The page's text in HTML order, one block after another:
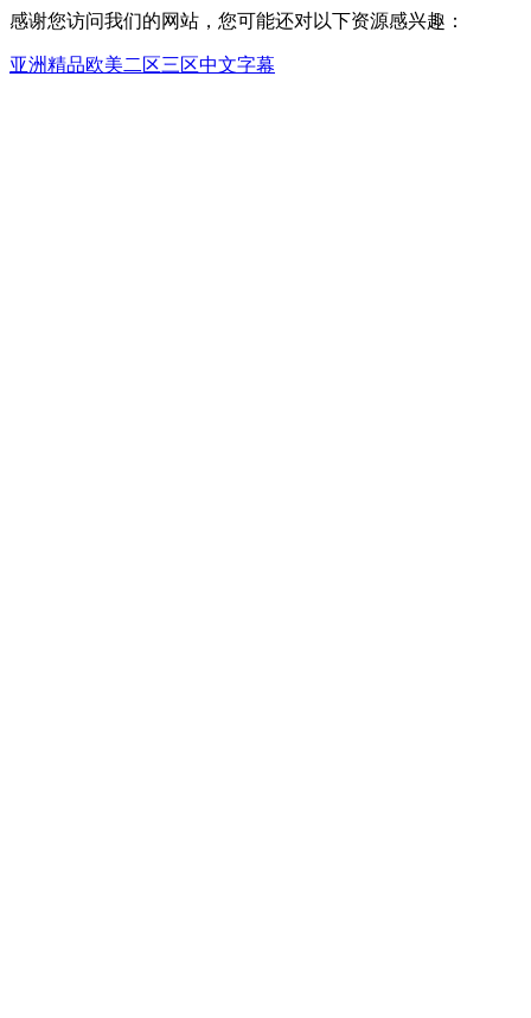
感谢您访问我们的网站，您可能还对以下资源感兴趣：
亚洲精品欧美二区三区中文字幕